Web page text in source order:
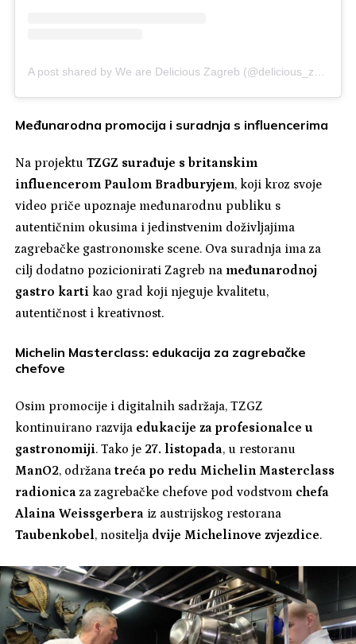
Međunarodna promocija i suradnja s influencerima
Na projektuTZGZ surađuje s britanskim
influencerom Paulom Bradburyjem, koji kroz svoje
video priče upoznaje međunarodnu publiku s
autentičnim okusima i jedinstvenim doživljajima
zagrebačke gastronomske scene. Ova suradnja ima za
cilj dodatno pozicionirati Zagreb na međunarodnoj
gastro karti kao grad koji njeguje kvalitetu,
autentičnost i kreativnost.
Michelin Masterclass: edukacija za zagrebačke
chefove
Osim promocije i digitalnih sadržaja, TZGZ
kontinuirano razvija edukacije za profesionalce u
gastronomiji. Tako je 27. listopada, u restoranu
ManO2, održanatreća po redu Michelin Masterclass
radionica za zagrebačke chefove pod vodstvom chefa
Alaina Weissgerbera iz austrijskog restorana
Taubenkobel, nositelja dvije Michelinove zvjezdice.